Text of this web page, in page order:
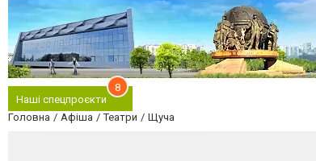
Наші спецпроєкти
8
Головна Афіша Театри Щуча